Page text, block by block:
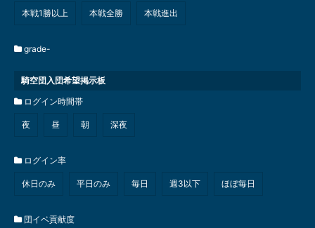
本戦1勝以上 本戦全勝 本戦進出
grade-
騎空団入団希望掲示板
ログイン時間帯
夜 昼 朝 深夜
ログイン率
休日のみ 平日のみ 毎日 週3以下 ほぼ毎日
団イベ貢献度